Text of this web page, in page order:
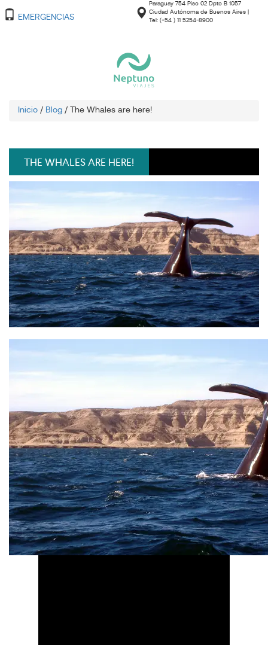
EMERGENCIAS
Paraguay 754 Piso 02 Dpto B 1057
Ciudad Autónoma de Buenos Aires |
Tel: (+54 ) 11 5254-8900
Inicio / Blog / The Whales are here!
THE WHALES ARE HERE!